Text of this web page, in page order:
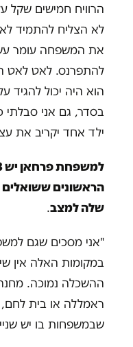
לא הצליח להתמיד
את המשפחה עומר
להתפרנס. לאט לאט
הוא היה יכול להגיד
בסדר, גם אני סבלתי
ילד אחד יקריב את
הראשונים
שלה למצב.
"אני מסכים שגם
במקומות האלה אין
ההשכלה נמוכה.
ראמללה או בית
שבמשפחות בו יש